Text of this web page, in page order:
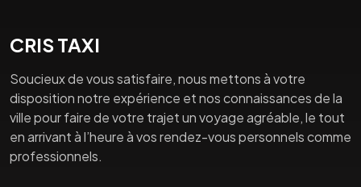
CRIS TAXI
Soucieux de vous satisfaire, nous mettons à votre
disposition notre expérience et nos connaissances de la
ville pour faire de votre trajet un voyage agréable, le tout
en arrivant à l’heure à vos rendez-vous personnels comme
professionnels.